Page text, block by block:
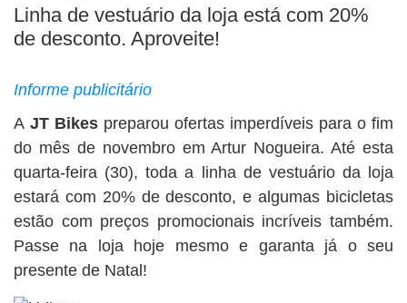
Linha de vestuário da loja está com 20%
de desconto. Aproveite!
Informe publicitário
A JT Bikes preparou ofertas imperdíveis para o fim
do mês de novembro em Artur Nogueira. Até esta
quarta-feira (30), toda a linha de vestuário da loja
estará com 20% de desconto, e algumas bicicletas
estão com preços promocionais incríveis também.
Passe na loja hoje mesmo e garanta já o seu
presente de Natal!